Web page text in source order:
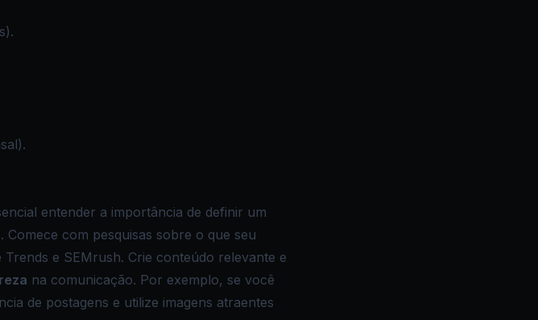
entender a importância de definir um
Comece com pesquisas sobre o que seu
Trends e SEMrush. Crie conteúdo relevante e
na comunicação. Por exemplo, se você
de postagens e utilize imagens atraentes